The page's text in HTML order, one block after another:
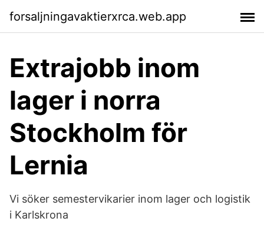
forsaljningavaktierxrca.web.app
Extrajobb inom
lager i norra
Stockholm för
Lernia
Vi söker semestervikarier inom lager och logistik
i Karlskrona